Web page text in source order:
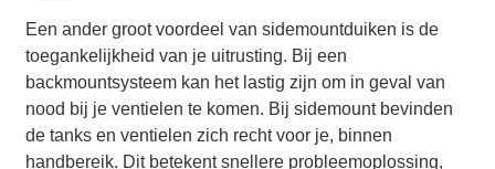
Een ander groot voordeel van sidemountduiken is de
toegankelijkheid van je uitrusting. Bij een
backmountsysteem kan het lastig zijn om in geval van
nood bij je ventielen te komen. Bij sidemount bevinden
de tanks en ventielen zich recht voor je, binnen
handbereik. Dit betekent snellere probleemoplossing,